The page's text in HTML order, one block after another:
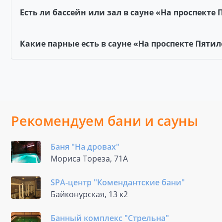
Есть ли бассейн или зал в сауне «На проспекте
Какие парные есть в сауне «На проспекте
Рекомендуем бани и сауны
Баня "На дровах"
Мориса Тореза, 71А
SPA-центр "Комендантские бани"
Байконурская, 13 к2
Банный комплекс "Стрельна"